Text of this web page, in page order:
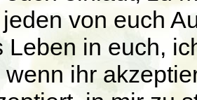
von euch
Leben in euch,
ihr